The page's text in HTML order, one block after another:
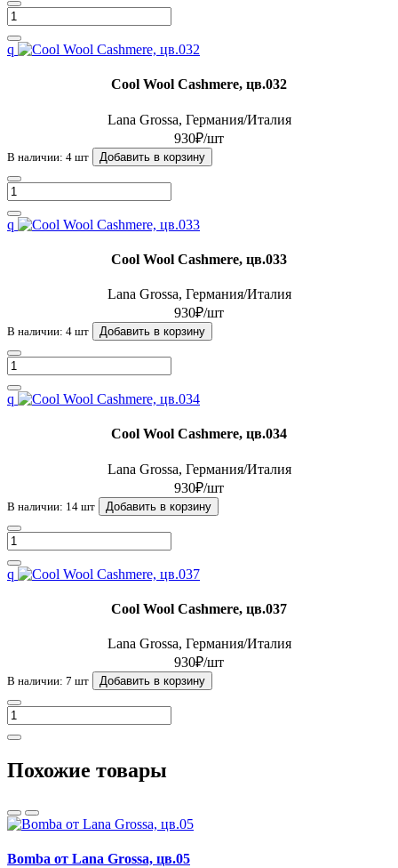
q
Cool Wool Cashmere, цв.032
Lana Grossa, Германия/Италия
930₽/шт
В наличии: 4 шт Добавить в корзину
q
Cool Wool Cashmere, цв.033
Lana Grossa, Германия/Италия
930₽/шт
В наличии: 4 шт Добавить в корзину
q
Cool Wool Cashmere, цв.034
Lana Grossa, Германия/Италия
930₽/шт
В наличии: 14 шт Добавить в корзину
q
Cool Wool Cashmere, цв.037
Lana Grossa, Германия/Италия
930₽/шт
В наличии: 7 шт Добавить в корзину
Похожие товары
Bomba от Lana Grossa, цв.05